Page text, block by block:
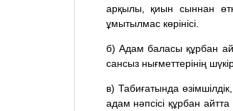
арқылы, қиын сыннан
ұмытылмас көрінісі.
б) Адам баласы құрбан
сансыз нығметтерінің
в) Табиғатында
адам нәпсісі құрбан